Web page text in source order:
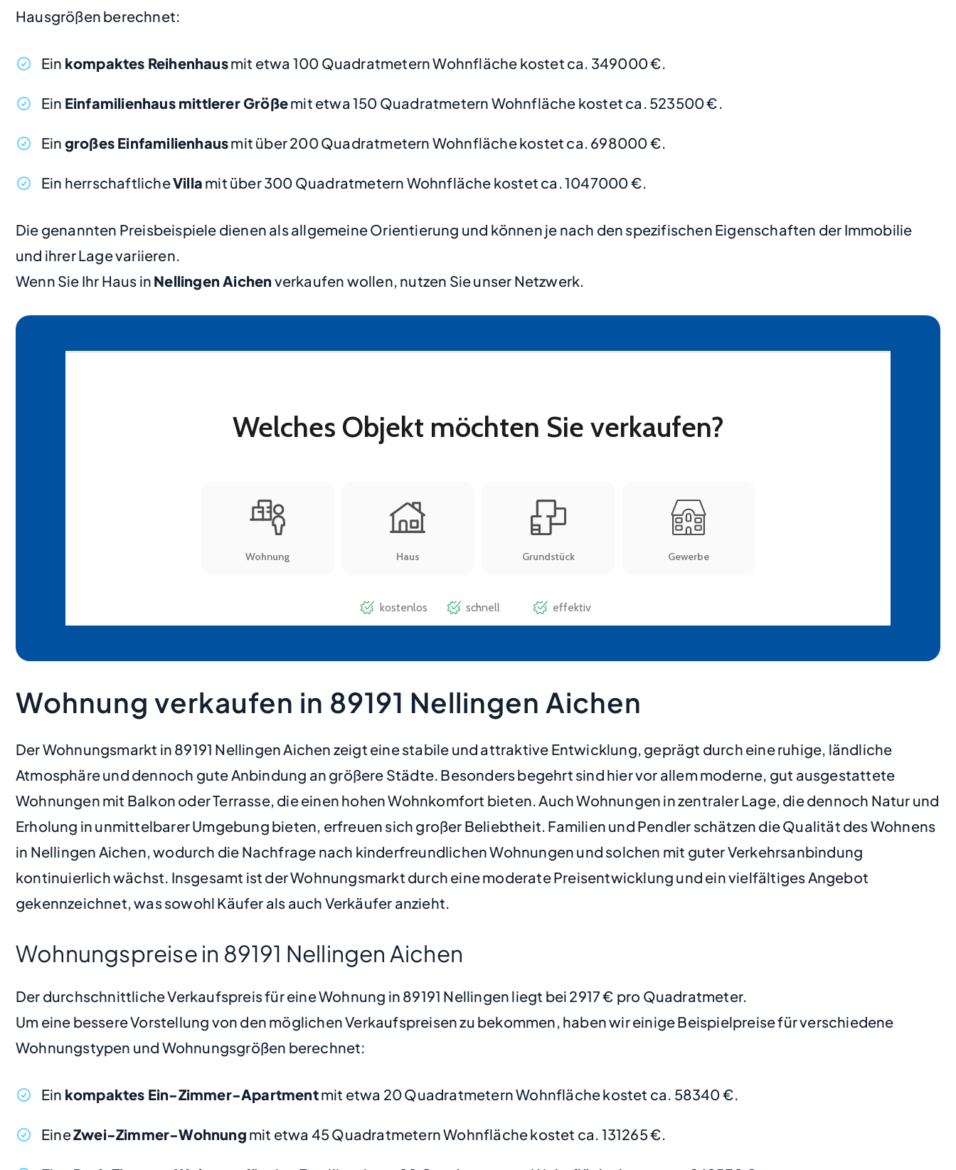
Hausgrößen berechnet:
Ein kompaktes Reihenhausmit etwa 100 Quadratmetern Wohnfläche kostet ca. 349000 €.
Ein Einfamilienhaus mittlerer Größemit etwa 150 Quadratmetern Wohnfläche kostet ca. 523500 €.
Ein großes Einfamilienhausmit über 200 Quadratmetern Wohnfläche kostet ca. 698000 €.
Ein herrschaftlicheVilla mit über 300 Quadratmetern Wohnfläche kostet ca. 1047000 €.
Die genannten Preisbeispiele dienen als allgemeine Orientierung und können je nach den spezifischen Eigenschaften der Immobilie
und ihrer Lage variieren.
Wenn Sie Ihr Haus in Nellingen Aichen verkaufen wollen, nutzen Sie unser Netzwerk.
Wohnung verkaufen in 89191 Nellingen Aichen
Der Wohnungsmarkt in 89191 Nellingen Aichen zeigt eine stabile und attraktive Entwicklung, geprägt durch eine ruhige, ländliche
Atmosphäre und dennoch gute Anbindung an größere Städte. Besonders begehrt sind hier vor allem moderne, gut ausgestattete
Wohnungen mit Balkon oder Terrasse, die einen hohen Wohnkomfort bieten. Auch Wohnungen in zentraler Lage, die dennoch Natur und
Erholung in unmittelbarer Umgebung bieten, erfreuen sich großer Beliebtheit. Familien und Pendler schätzen die Qualität des Wohnens
in Nellingen Aichen, wodurch die Nachfrage nach kinderfreundlichen Wohnungen und solchen mit guter Verkehrsanbindung
kontinuierlich wächst. Insgesamt ist der Wohnungsmarkt durch eine moderate Preisentwicklung und ein vielfältiges Angebot
gekennzeichnet, was sowohl Käufer als auch Verkäufer anzieht.
Wohnungspreise in 89191 Nellingen Aichen
Der durchschnittliche Verkaufspreis für eine Wohnung in 89191 Nellingen liegt bei 2917 € pro Quadratmeter.
Um eine bessere Vorstellung von den möglichen Verkaufspreisen zu bekommen, haben wir einige Beispielpreise für verschiedene
Wohnungstypen und Wohnungsgrößen berechnet:
Ein kompaktes Ein-Zimmer-Apartmentmit etwa 20 Quadratmetern Wohnfläche kostet ca. 58340 €.
EineZwei-Zimmer-Wohnung mit etwa 45 Quadratmetern Wohnfläche kostet ca. 131265 €.